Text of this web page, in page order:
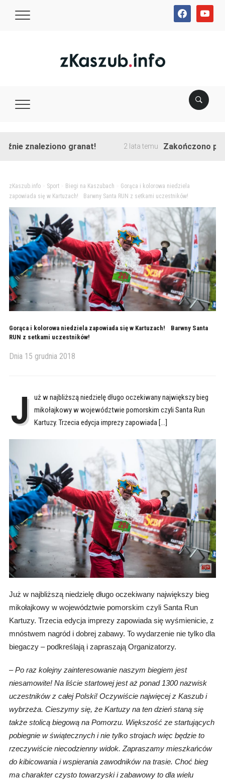
facebookyoutube
granat! 2 lata temu Zakończono przebudowę
zKaszub.info> Sport> Biegi na Kaszubach
Gorąca i kolorowa niedziela
zapowiada się w Kartuzach! Barwny Santa RUN z setkami uczestników!
Gorąca i kolorowa niedziela zapowiada się w Kartuzach! Barwny Santa
RUN z setkami uczestników!
Dnia 15 grudnia 2018
J uż w najbliższą niedzielę długo oczekiwany największy bieg
mikołajkowy w województwie pomorskim czyli Santa Run
Kartuzy. Trzecia edycja imprezy zapowiada […]
Już w najbliższą niedzielę długo oczekiwany największy bieg
mikołajkowy w województwie pomorskim czyli Santa Run
Kartuzy. Trzecia edycja imprezy zapowiada się wyśmienicie, z
mnóstwem nagród i dobrej zabawy. To wydarzenie nie tylko dla
biegaczy – podkreślają i zapraszają Organizatorzy.
–Po raz kolejny zainteresowanie naszym biegiem jest
niesamowite! Na liście startowej jest aż ponad 1300 nazwisk
uczestników z całej Polski! Oczywiście najwięcej z Kaszub i
wybrzeża. Cieszymy się, że Kartuzy na ten dzień staną się
także stolicą biegową na Pomorzu. Większość ze startujących
pobiegnie w świątecznych i nie tylko strojach więc będzie to
rzeczywiście niecodzienny widok. Zapraszamy mieszkańców
do kibicowania i wspierania zawodników na trasie. Choć bieg
ma charakter czysto towarzyski i zabawowy to dla wielu